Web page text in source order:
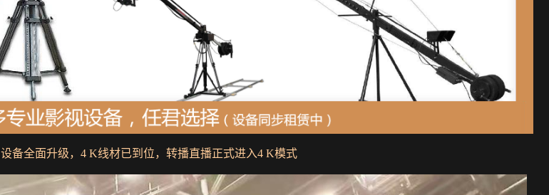
备全面升级，4 K线材已到位，转播直播正式进入4 K模式